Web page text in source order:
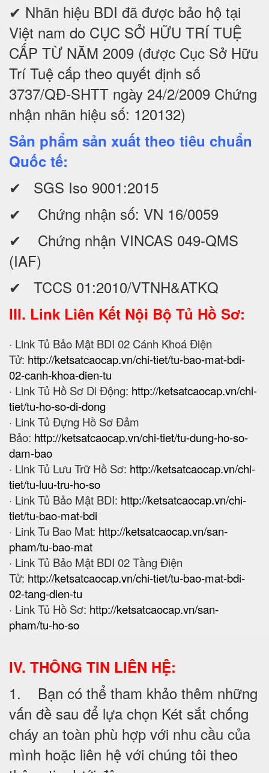
✔ Nhãn hiệu BDI đã được bảo hộ tại
Việt nam do CỤC SỞ HỮU TRÍ TUỆ
CẤP TỪ NĂM 2009 (được Cục Sở Hữu
Trí Tuệ cấp theo quyết định số
3737/QĐ-SHTT ngày 24/2/2009 Chứng
nhận nhãn hiệu số: 120132)
Sản phẩm sản xuất theo tiêu chuẩn
Quốc tế:
✔ SGS Iso 9001:2015
✔ Chứng nhận số: VN 16/0059
✔ Chứng nhận VINCAS 049-QMS
(IAF)
✔ TCCS 01:2010/VTNH&ATKQ
III. Link Liên Kết Nội Bộ Tủ Hồ Sơ:
· Link Tủ Bảo Mật BDI 02 Cánh Khoá Điện
Tử: http://ketsatcaocap.vn/chi-tiet/tu-bao-mat-bdi-
02-canh-khoa-dien-tu
· Link Tủ Hồ Sơ Di Động: http://ketsatcaocap.vn/chi-
tiet/tu-ho-so-di-dong
· Link Tủ Đựng Hồ Sơ Đảm
Bảo: http://ketsatcaocap.vn/chi-tiet/tu-dung-ho-so-
dam-bao
· Link Tủ Lưu Trữ Hồ Sơ: http://ketsatcaocap.vn/chi-
tiet/tu-luu-tru-ho-so
· Link Tủ Bảo Mật BDI: http://ketsatcaocap.vn/chi-
tiet/tu-bao-mat-bdi
· Link Tu Bao Mat: http://ketsatcaocap.vn/san-
pham/tu-bao-mat
· Link Tủ Bảo Mật BDI 02 Tầng Điện
Tử: http://ketsatcaocap.vn/chi-tiet/tu-bao-mat-bdi-
02-tang-dien-tu
· Link Tủ Hồ Sơ: http://ketsatcaocap.vn/san-
pham/tu-ho-so
IV. THÔNG TIN LIÊN HỆ:
1. Bạn có thể tham khảo thêm những
vấn đề sau để lựa chọn Két sắt chống
cháy an toàn phù hợp với nhu cầu của
mình hoặc liên hệ với chúng tôi theo